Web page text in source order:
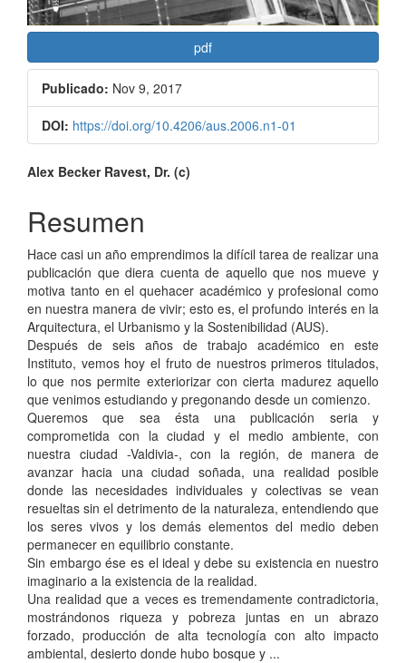
pdf
Publicado: Nov 9, 2017
DOI: https://doi.org/10.4206/aus.2006.n1-01
Contenido
principal
del
artículo
Alex Becker Ravest, Dr. (c)
Resumen
Hace casi un año emprendimos la difícil tarea de realizar una
publicación que diera cuenta de aquello que nos mueve y
motiva tanto en el quehacer académico y profesional como
en nuestra manera de vivir; esto es, el profundo interés en la
Arquitectura, el Urbanismo y la Sostenibilidad (AUS).
Después de seis años de trabajo académico en este
Instituto, vemos hoy el fruto de nuestros primeros titulados,
lo que nos permite exteriorizar con cierta madurez aquello
que venimos estudiando y pregonando desde un comienzo.
Queremos que sea ésta una publicación seria y
comprometida con la ciudad y el medio ambiente, con
nuestra ciudad -Valdivia-, con la región, de manera de
avanzar hacia una ciudad soñada, una realidad posible
donde las necesidades individuales y colectivas se vean
resueltas sin el detrimento de la naturaleza, entendiendo que
los seres vivos y los demás elementos del medio deben
permanecer en equilibrio constante.
Sin embargo ése es el ideal y debe su existencia en nuestro
imaginario a la existencia de la realidad.
Una realidad que a veces es tremendamente contradictoria,
mostrándonos riqueza y pobreza juntas en un abrazo
forzado, producción de alta tecnología con alto impacto
ambiental, desierto donde hubo bosque y ...